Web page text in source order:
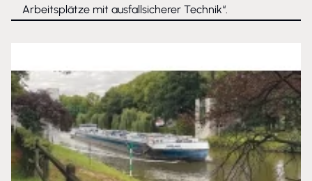
Arbeitsplätze mit ausfallsicherer Technik“.